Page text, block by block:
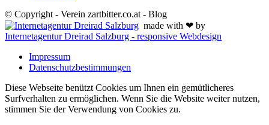
© Copyright - Verein zartbitter.co.at - Blog
made with ❤ by
Internetagentur Dreirad Salzburg - responsive Webdesign
Impressum
Datenschutzbestimmungen
Diese Webseite benützt Cookies um Ihnen ein gemütlicheres
Surfverhalten zu ermöglichen. Wenn Sie die Website weiter nutzen,
stimmen Sie der Verwendung von Cookies zu.